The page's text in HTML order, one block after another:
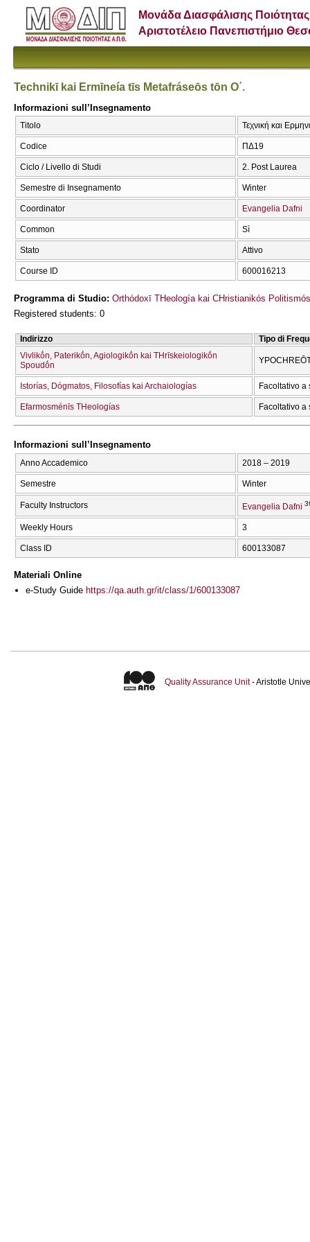
Μονάδα Διασφάλισης Ποιότητας
Αριστοτέλειο Πανεπιστήμιο
Technikī kai Ermīneía tīs Metafráseōs tōn O΄.
Informazioni sull’Insegnamento
Titolo Τεχνική και
Codice ΠΔ19
Ciclo / Livello di Studi 2. Post Laurea
Semestre di Insegnamento Winter
Coordinator Evangelia Dafni
Common Sì
Stato Attivo
Course ID 600016213
Programma di Studio: Orthódoxī THeología kai CΗristianikós Politismós
Registered students: 0
Indirizzo
Tipo di
Vivlikṓn, Paterikṓn, Agiologikṓn kai THrīskeiologikṓn
Spoudṓn
Istorías, Dógmatos, Filosofías kai Archaiologías Facoltativo a
Efarmosménīs THeologías Facoltativo a
Informazioni sull’Insegnamento
Anno Accademico 2018 – 2019
Semestre Winter
Faculty Instructors Evangelia Dafni
Weekly Hours 3
Class ID 600133087
Materiali Online
e-Study Guide https://qa.auth.gr/it/class/1/600133087
Quality Assurance Unit- Aristotle